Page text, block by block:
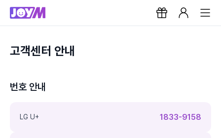
고객센터 안내
번호 안내
LG U+ 1833-9158